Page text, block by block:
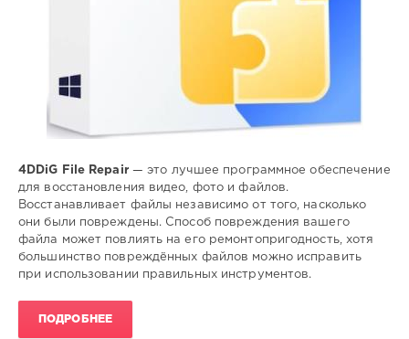
4DDiG File Repair— это лучшее программное обеспечение
для восстановления видео, фото и файлов.
Восстанавливает файлы независимо от того, насколько
они были повреждены. Способ повреждения вашего
файла может повлиять на его ремонтопригодность, хотя
большинство повреждённых файлов можно исправить
при использовании правильных инструментов.
ПОДРОБНЕЕ